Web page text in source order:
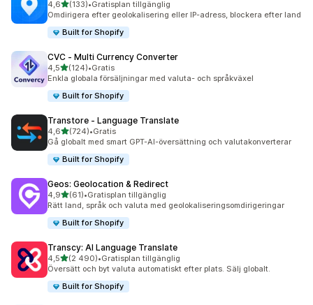
4,6av 5 stjärnor
(133)
133 recensioner totalt
•Gratisplan tillgänglig
Omdirigera efter geolokalisering eller IP-adress, blockera efter land
Built for Shopify
CVC ‑ Multi Currency Converter
4,5av 5 stjärnor
(124)
124 recensioner totalt
•Gratis
Enkla globala försäljningar med valuta- och språkväxel
Built for Shopify
Transtore ‑ Language Translate
4,6av 5 stjärnor
(724)
724 recensioner totalt
•Gratis
Gå globalt med smart GPT-AI-översättning och valutakonverterar
Built for Shopify
Geos: Geolocation & Redirect
4,9av 5 stjärnor
(61)
61 recensioner totalt
•Gratisplan tillgänglig
Rätt land, språk och valuta med geolokaliseringsomdirigeringar
Built for Shopify
Transcy: AI Language Translate
4,5av 5 stjärnor
(2 490)
2490 recensioner totalt
•Gratisplan tillgänglig
Översätt och byt valuta automatiskt efter plats. Sälj globalt.
Built for Shopify